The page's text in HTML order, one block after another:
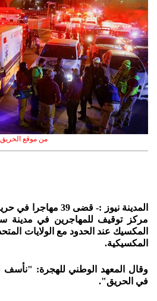
من موقع الحريق
المدينة نيوز :- قضى
مركز توقيف للمهاجرين في مدينة
المكسيك عند الحدود مع الولايات
المكسيكية.
في الحريق".